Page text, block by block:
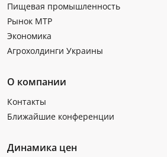
Пищевая промышленность
Рынок МТР
Экономика
Агрохолдинги Украины
О компании
Контакты
Ближайшие конференции
Динамика цен